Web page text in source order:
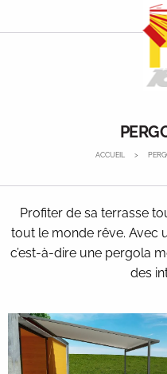
Panneau de gestion des
ACCUEIL
Profiter de sa terrasse
tout le monde rêve. Avec
c’est-à-dire une pergola
des